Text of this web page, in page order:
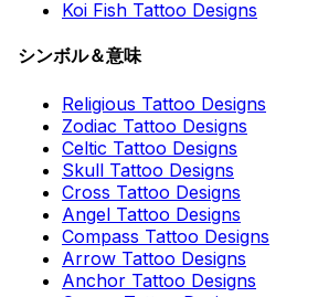
Koi Fish Tattoo Designs
シンボル＆意味
Religious Tattoo Designs
Zodiac Tattoo Designs
Celtic Tattoo Designs
Skull Tattoo Designs
Cross Tattoo Designs
Angel Tattoo Designs
Compass Tattoo Designs
Arrow Tattoo Designs
Anchor Tattoo Designs